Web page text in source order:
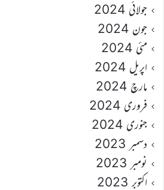
جولائی 2024
جون 2024
مئی 2024
اپریل 2024
مارچ 2024
فروری 2024
جنوری 2024
دسمبر 2023
نومبر 2023
اکتوبر 2023